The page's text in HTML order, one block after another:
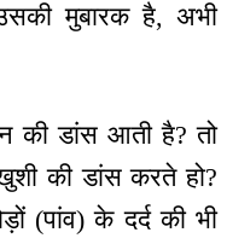
मुबारक है, अभी
की डांस आती है? तो
की डांस करते हो?
(पांव) के दर्द की भी